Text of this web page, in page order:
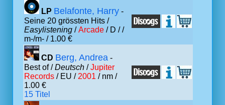
LP Belafonte, Harry -
Seine 20 grössten Hits /
Easylistening /Arcade / D //
m-/m- / 1.00 €
CD Berg, Andrea -
Best of /Deutsch /Jupiter
Records / EU / 2001 / nm /
1.00 €
15 Titel